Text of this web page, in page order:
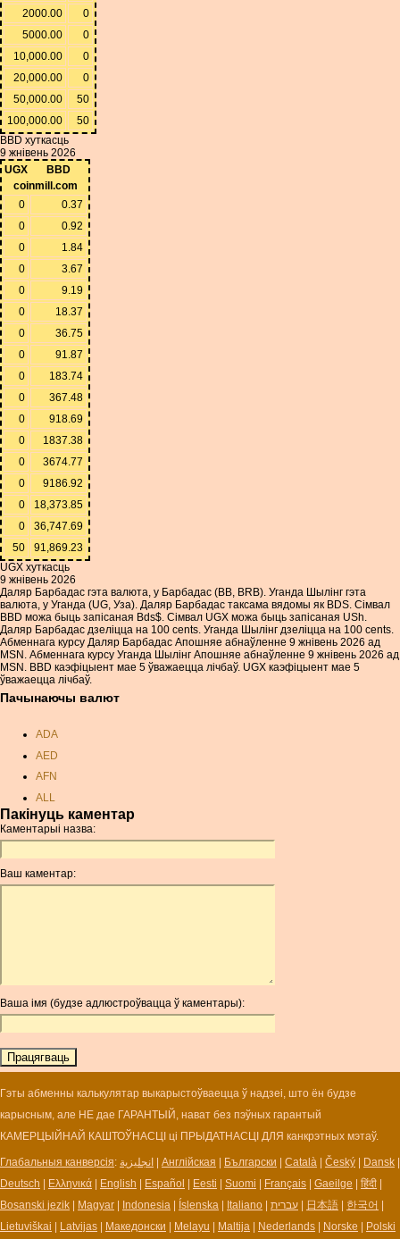
2000.00
0
5000.00
0
10,000.00
0
20,000.00
0
50,000.00
50
100,000.00
50
BBD хуткасць
9 жнівень 2026
UGX
BBD
coinmill.com
0
0.37
0
0.92
0
1.84
0
3.67
0
9.19
0
18.37
0
36.75
0
91.87
0
183.74
0
367.48
0
918.69
0
1837.38
0
3674.77
0
9186.92
0
18,373.85
0
36,747.69
50
91,869.23
UGX хуткасць
9 жнівень 2026
Даляр Барбадас гэта валюта, у Барбадас (BB, BRB). Уганда Шылінг гэта
валюта, у Уганда (UG, Уза). Даляр Барбадас таксама вядомы як BDS. Сімвал
BBD можа быць запісаная Bds$. Сімвал UGX можа быць запісаная USh.
Даляр Барбадас дзеліцца на 100 cents. Уганда Шылінг дзеліцца на 100 cents.
Абменнага курсу Даляр Барбадас Апошняе абнаўленне 9 жнівень 2026 ад
MSN. Абменнага курсу Уганда Шылінг Апошняе абнаўленне 9 жнівень 2026 ад
MSN. BBD каэфіцыент мае 5 ўважаецца лічбаў. UGX каэфіцыент мае 5
ўважаецца лічбаў.
Пачынаючы валют
ADA
AED
AFN
ALL
AMD
ANC
ANG
AOA
AUR
AWG
BAM
BBD
BCH
BCN
BDT
BGN
BHD
BIF
Пакінуць каментар
Каментарыі назва:
Ваш каментар:
Ваша імя (будзе адлюстроўвацца ў каментары):
Гэты абменны калькулятар выкарыстоўваецца ў надзеі, што ён будзе
карысным, але НЕ дае ГАРАНТЫЙ, нават без пэўных гарантый
КАМЕРЦЫЙНАЙ КАШТОЎНАСЦІ ці ПРЫДАТНАСЦІ ДЛЯ канкрэтных мэтаў.
Глабальныя канверсія: انجليزية Англійская Български Català Český Dansk
Deutsch
Ελληνικά English Español Eesti Suomi Français Gaeilge हिंदी
Bosanski jezik
Magyar Indonesia Íslenska Italiano עברית 日本語 한국어
Lietuviškai
Latvijas Македонски Melayu Maltija Nederlands Norske Polski